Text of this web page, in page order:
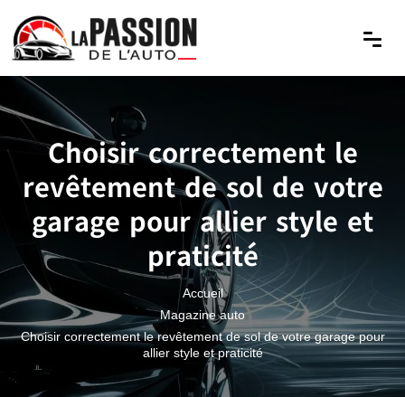
Choisir correctement le
revêtement de sol de votre
garage pour allier style et
praticité
Accueil
Magazine auto
Choisir correctement le revêtement de sol de votre garage pour
allier style et praticité